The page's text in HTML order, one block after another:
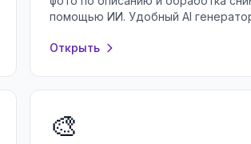
помощью ИИ. Удобный AI
Открыть
🎨